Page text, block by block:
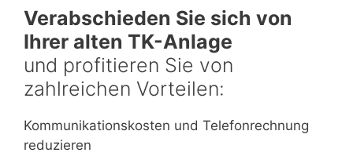
Verabschieden Sie sich von
Ihrer alten TK-Anlage
und profitieren Sie von
zahlreichen Vorteilen:
Kommunikationskosten und Telefonrechnung
reduzieren